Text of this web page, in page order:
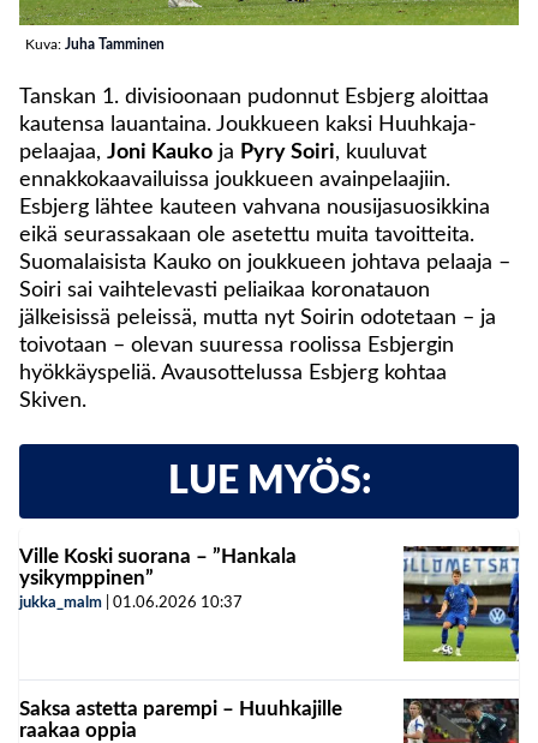
Kuva: Juha Tamminen
Tanskan 1. divisioonaan pudonnut Esbjerg aloittaa
kautensa lauantaina. Joukkueen kaksi Huuhkaja-
pelaajaa, Joni Kauko ja Pyry Soiri, kuuluvat
ennakkokaavailuissa joukkueen avainpelaajiin.
Esbjerg lähtee kauteen vahvana nousijasuosikkina
eikä seurassakaan ole asetettu muita tavoitteita.
Suomalaisista Kauko on joukkueen johtava pelaaja –
Soiri sai vaihtelevasti peliaikaa koronatauon
jälkeisissä peleissä, mutta nyt Soirin odotetaan – ja
toivotaan – olevan suuressa roolissa Esbjergin
hyökkäyspeliä. Avausottelussa Esbjerg kohtaa
Skiven.
LUE MYÖS:
Ville Koski suorana – ”Hankala
ysikymppinen”
jukka_malm 01.06.2026 10:37
Saksa astetta parempi – Huuhkajille
raakaa oppia